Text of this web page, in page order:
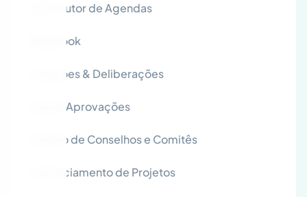
Construtor de Agendas
Bluebook
Votações & Deliberações
Atas & Aprovações
Gestão de Conselhos e Comitês
Gerenciamento de Projetos